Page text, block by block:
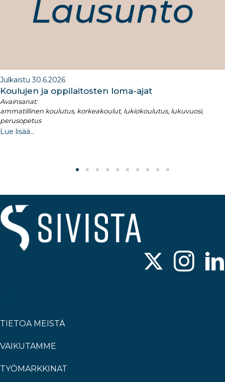
Julkaistu 30.6.2026
Koulujen ja oppilaitosten loma-ajat​
Avainsanat:
ammatillinen koulutus, korkeakoulut, lukiokoulutus, lukuvuosi,
perusopetus
Lue lisää...
TIETOA MEISTÄ
VAIKUTAMME
TYÖMARKKINAT